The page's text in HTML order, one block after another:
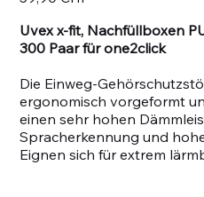
Uvex x-fit, Nachfüllboxen
300 Paar für one2click
Die Einweg-
ergonomisch vorgeformt
einen sehr hohen
Spracherkennung und
Eignen sich für extrem